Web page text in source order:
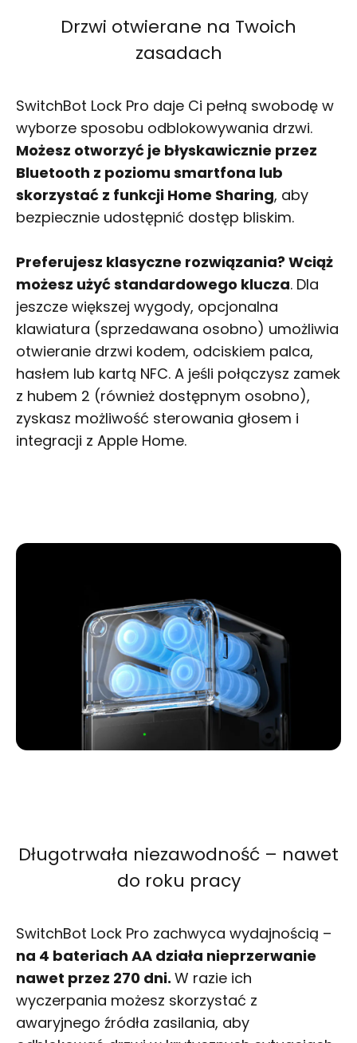
Drzwi otwierane na Twoich
zasadach
SwitchBot Lock Pro daje Ci pełną swobodę w
wyborze sposobu odblokowywania drzwi.
Możesz otworzyć je błyskawicznie przez
Bluetooth z poziomu smartfona lub
skorzystać z funkcji Home Sharing, aby
bezpiecznie udostępnić dostęp bliskim.
Preferujesz klasyczne rozwiązania? Wciąż
możesz użyć standardowego klucza. Dla
jeszcze większej wygody, opcjonalna
klawiatura (sprzedawana osobno) umożliwia
otwieranie drzwi kodem, odciskiem palca,
hasłem lub kartą NFC. A jeśli połączysz zamek
z hubem 2 (również dostępnym osobno),
zyskasz możliwość sterowania głosem i
integracji z Apple Home.
Długotrwała niezawodność – nawet
do roku pracy
SwitchBot Lock Pro zachwyca wydajnością –
na 4 bateriach AA działa nieprzerwanie
nawet przez 270 dni. W razie ich
wyczerpania możesz skorzystać z
awaryjnego źródła zasilania, aby